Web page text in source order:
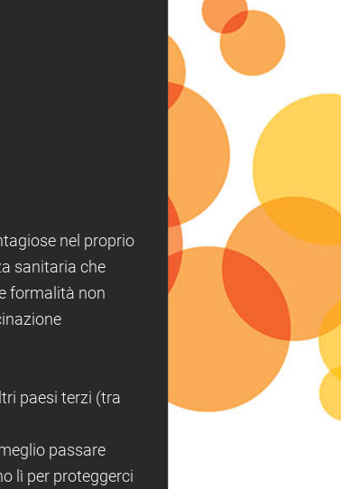
nel proprio
sanitaria che
formalità non
paesi terzi (tra
passare
lì per proteggerci